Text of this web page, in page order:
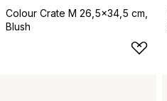
Colour Crate M 26,5x34,5 cm,
Blush